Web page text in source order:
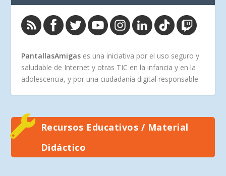
PantallasAmigas es una iniciativa por el uso seguro y
saludable de Internet y otras TIC en la infancia y en la
adolescencia, y por una ciudadanía digital responsable.
Recursos Educativos / Material
Didáctico